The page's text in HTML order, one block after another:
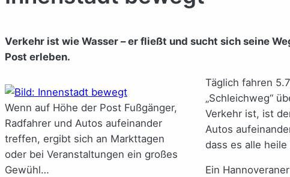
Verkehr ist wie Wasser – er fließt und sucht sich seine
Post erleben.
Wenn auf Höhe der Post Fußgänger,
Radfahrer und Autos aufeinander
treffen, ergibt sich an Markttagen
oder bei Veranstaltungen ein großes
Gewühl…
Täglich fahren
„Schleichweg“
Verkehr ist, ist
Autos
dass es alle
Ein